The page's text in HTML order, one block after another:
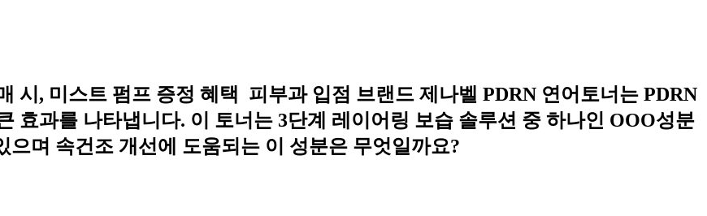
시, 미스트 펌프 증정 혜택 ️ 피부과 입점 브랜드 제나벨 PDRN 연어토너는 PDRN
효과를 나타냅니다. 이 토너는 3단계 레이어링 보습 솔루션 중 하나인 OOO성분
며 속건조 개선에 도움되는 이 성분은 무엇일까요?